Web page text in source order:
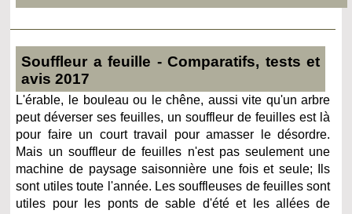
Souffleur a feuille - Comparatifs, tests et
avis 2017
L'érable, le bouleau ou le chêne, aussi vite qu'un arbre
peut déverser ses feuilles, un souffleur de feuilles est là
pour faire un court travail pour amasser le désordre.
Mais un souffleur de feuilles n'est pas seulement une
machine de paysage saisonnière une fois et seule; Ils
sont utiles toute l'année. Les souffleuses de feuilles sont
utiles pour les ponts de sable d'été et les allées de